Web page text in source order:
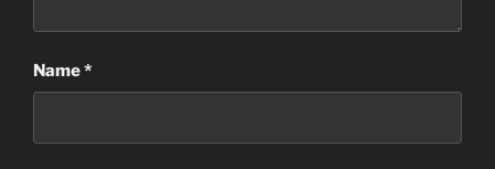
Name*